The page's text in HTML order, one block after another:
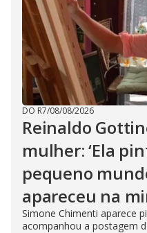
DO R7/08/08/2026
Reinaldo
mulher: ‘Ela
pequeno
apareceu na
Simone Chimenti aparece
acompanhou a postagem